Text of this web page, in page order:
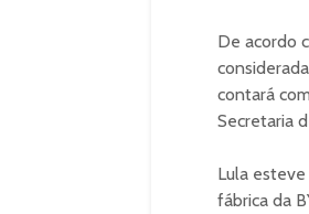
De acordo
contará
Secretaria
Lula
fábrica da